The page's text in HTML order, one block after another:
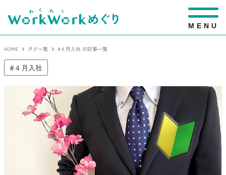
M E N U
HOME タグ一覧 #４月入社 の記事一覧
４月入社